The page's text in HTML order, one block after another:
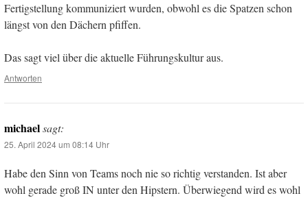
Fertigstellung kommuniziert wurden, obwohl es die Spatzen schon
längst von den Dächern pfiffen.
Das sagt viel über die aktuelle Führungskultur aus.
Antworten
michaelsagt:
25. April 2024 um 08:14 Uhr
Habe den Sinn von Teams noch nie so richtig verstanden. Ist aber
wohl gerade groß IN unter den Hipstern. Überwiegend wird es wohl